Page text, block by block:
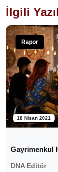
İlgili
Rapor
18 Nisan 2021
Gayrimenkul
DNA Editör